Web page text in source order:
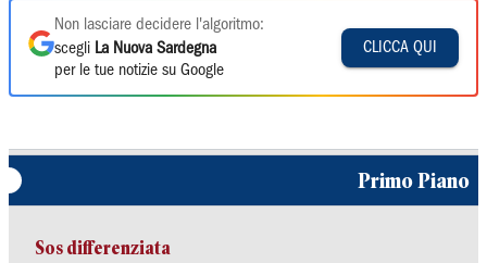
Non lasciare decidere l'algoritmo:
scegli La Nuova Sardegna
per le tue notizie su Google
CLICCA QUI
Primo Piano
Sos differenziata